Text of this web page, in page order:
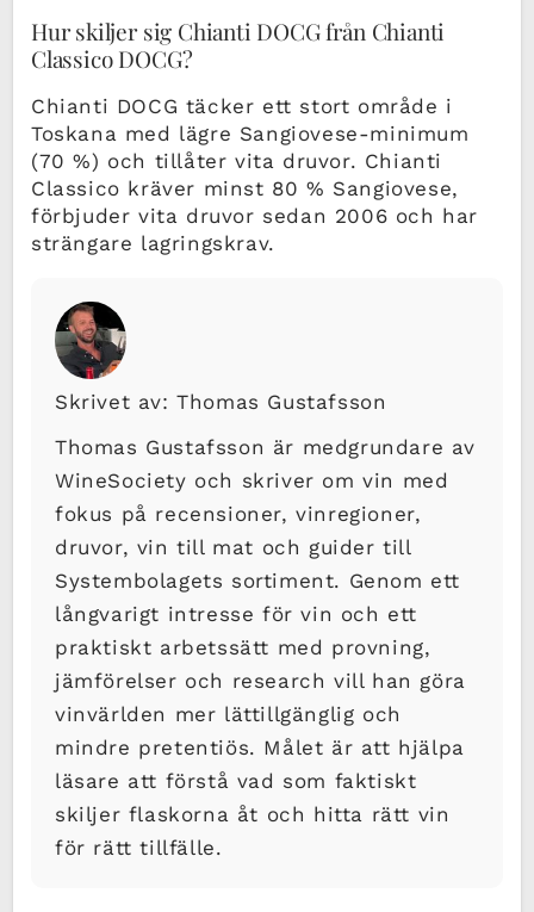
Hur skiljer sig Chianti DOCG från Chianti
Classico DOCG?
Chianti DOCG täcker ett stort område i
Toskana med lägre Sangiovese-minimum
(70 %) och tillåter vita druvor. Chianti
Classico kräver minst 80 % Sangiovese,
förbjuder vita druvor sedan 2006 och har
strängare lagringskrav.
Skrivet av: Thomas Gustafsson
Thomas Gustafsson är medgrundare av
WineSociety och skriver om vin med
fokus på recensioner, vinregioner,
druvor, vin till mat och guider till
Systembolagets sortiment. Genom ett
långvarigt intresse för vin och ett
praktiskt arbetssätt med provning,
jämförelser och research vill han göra
vinvärlden mer lättillgänglig och
mindre pretentiös. Målet är att hjälpa
läsare att förstå vad som faktiskt
skiljer flaskorna åt och hitta rätt vin
för rätt tillfälle.